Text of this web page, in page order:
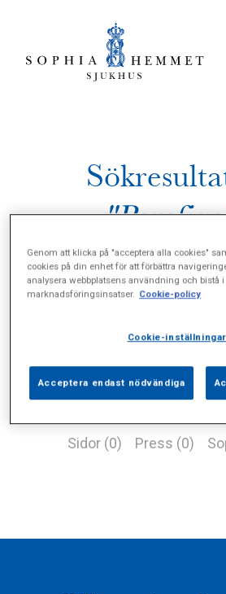
Sidor (0) Press (0)
Genom att klicka på "acceptera alla cookies"
cookies på din enhet för att förbättra
analysera webbplatsens användning och bistå i
marknadsföringsinsatser. Cookie-policy
Cookie-inställningar
Acceptera endast nödvändiga